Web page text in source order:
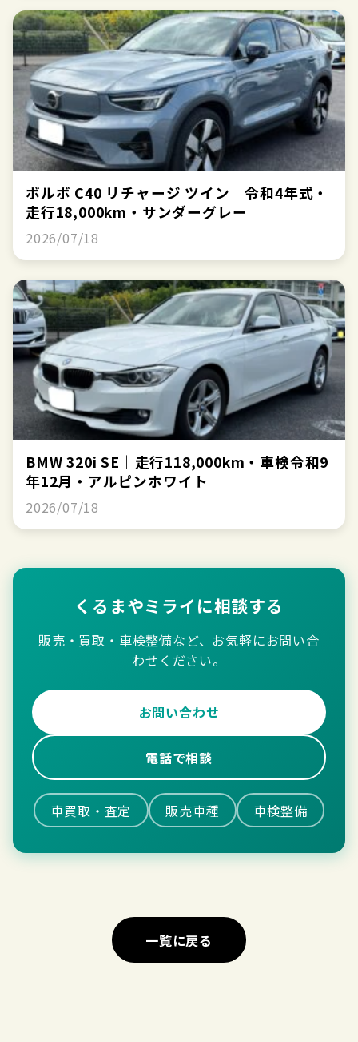
ボルボ C40 リチャージ ツイン｜令和4年式・
走行18,000km・サンダーグレー
2026/07/18
BMW 320i SE｜走行118,000km・車検令和9
年12月・アルピンホワイト
2026/07/18
くるまやミライに相談する
販売・買取・車検整備など、お気軽にお問い合
わせください。
お問い合わせ
電話で相談
車買取・査定 販売車種 車検整備
一覧に戻る